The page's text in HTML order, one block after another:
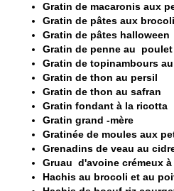
Gratin de macaronis aux
Gratin de pâtes aux
Gratin de pâtes halloween
Gratin de penne au
Gratin de topinambours
Gratin de thon au persil
Gratin de thon au safran
Gratin fondant à la ricotta
Gratin grand -mère
Gratinée de moules aux
Grenadins de veau au
Gruau d'avoine crémeux
Hachis au brocoli et au